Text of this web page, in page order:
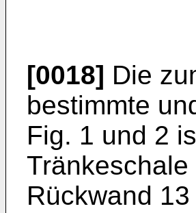
[0018] Die
bestimmte
Fig. 1 und 2
Rückwand